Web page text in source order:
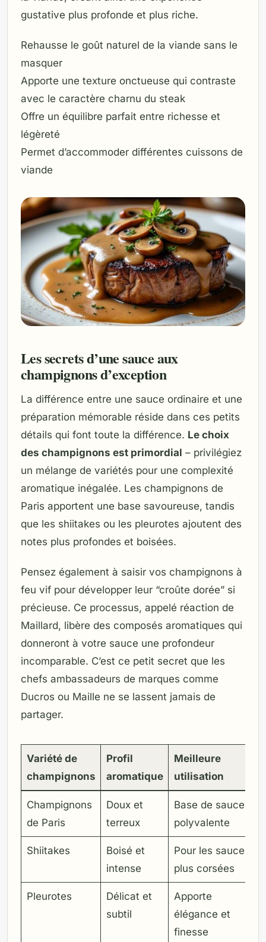
gustative plus profonde et plus riche.
Rehausse le goût naturel de la viande sans le
masquer
Apporte une texture onctueuse qui contraste
avec le caractère charnu du steak
Offre un équilibre parfait entre richesse et
légèreté
Permet d’accommoder différentes cuissons de
viande
Les secrets d’une sauce aux
champignons d’exception
La différence entre une sauce ordinaire et une
préparation mémorable réside dans ces petits
détails qui font toute la différence. Le choix
des champignons est primordial – privilégiez
un mélange de variétés pour une complexité
aromatique inégalée. Les champignons de
Paris apportent une base savoureuse, tandis
que les shiitakes ou les pleurotes ajoutent des
notes plus profondes et boisées.
Pensez également à saisir vos champignons à
feu vif pour développer leur “croûte dorée” si
précieuse. Ce processus, appelé réaction de
Maillard, libère des composés aromatiques qui
donneront à votre sauce une profondeur
incomparable. C’est ce petit secret que les
chefs ambassadeurs de marques comme
Ducros ou Maille ne se lassent jamais de
partager.
Variété de
champignons
Profil
aromatique
Meilleure
utilisation
Champignons
de Paris
Doux et
terreux
Base de sauce
polyvalente
Shiitakes
Boisé et
intense
Pour les sauces
plus corsées
Pleurotes
Délicat et
subtil
Apporte
élégance et
finesse